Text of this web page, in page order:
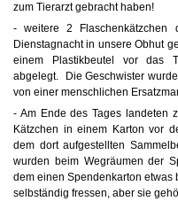
zum Tierarzt gebracht haben!
- weitere 2 Flaschenkätzchen
Dienstagnacht in unsere Obhut
einem Plastikbeutel vor das
abgelegt. Die Geschwister
von einer menschlichen
- Am Ende des Tages landeten
Kätzchen in einem Karton vor
dem dort aufgestellten
wurden beim Wegräumen der
dem einen Spendenkarton
selbständig fressen, aber sie